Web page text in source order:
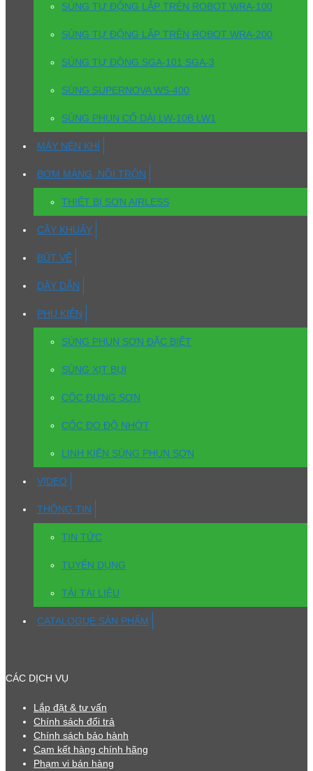
SÚNG TỰ ĐỘNG LẮP TRÊN ROBOT WRA-100
SÚNG TỰ ĐỘNG LẮP TRÊN ROBOT WRA-200
SÚNG TỰ ĐỘNG SGA-101 SGA-3
SÚNG SUPERNOVA WS-400
SÚNG PHUN CỔ DÀI LW-10B LW1
MÁY NÉN KHÍ
BƠM MÀNG, NỒI TRỘN
THIẾT BỊ SƠN AIRLESS
CÂY KHUẤY
BÚT VẼ
DÂY DẪN
PHỤ KIỆN
SÚNG PHUN SƠN ĐẶC BIỆT
SÚNG XỊT BỤI
CỐC ĐỰNG SƠN
CỐC ĐO ĐỘ NHỚT
LINH KIỆN SÚNG PHUN SƠN
VIDEO
THÔNG TIN
TIN TỨC
TUYỂN DỤNG
TẢI TÀI LIỆU
CATALOGUE SẢN PHẨM
CÁC DỊCH VỤ
Lắp đặt & tư vấn
Chính sách đổi trả
Chính sách bảo hành
Cam kết hàng chính hãng
Phạm vi bán hàng